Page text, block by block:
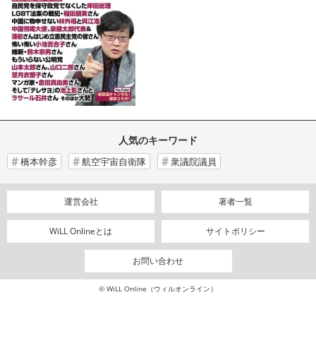
人気のキーワード
橋本幹彦 航空宇宙自衛隊 衆議院議員
運営会社 著者一覧
WiLL Onlineとは サイトポリシー
お問い合わせ
© WiLL Online（ウィルオンライン）